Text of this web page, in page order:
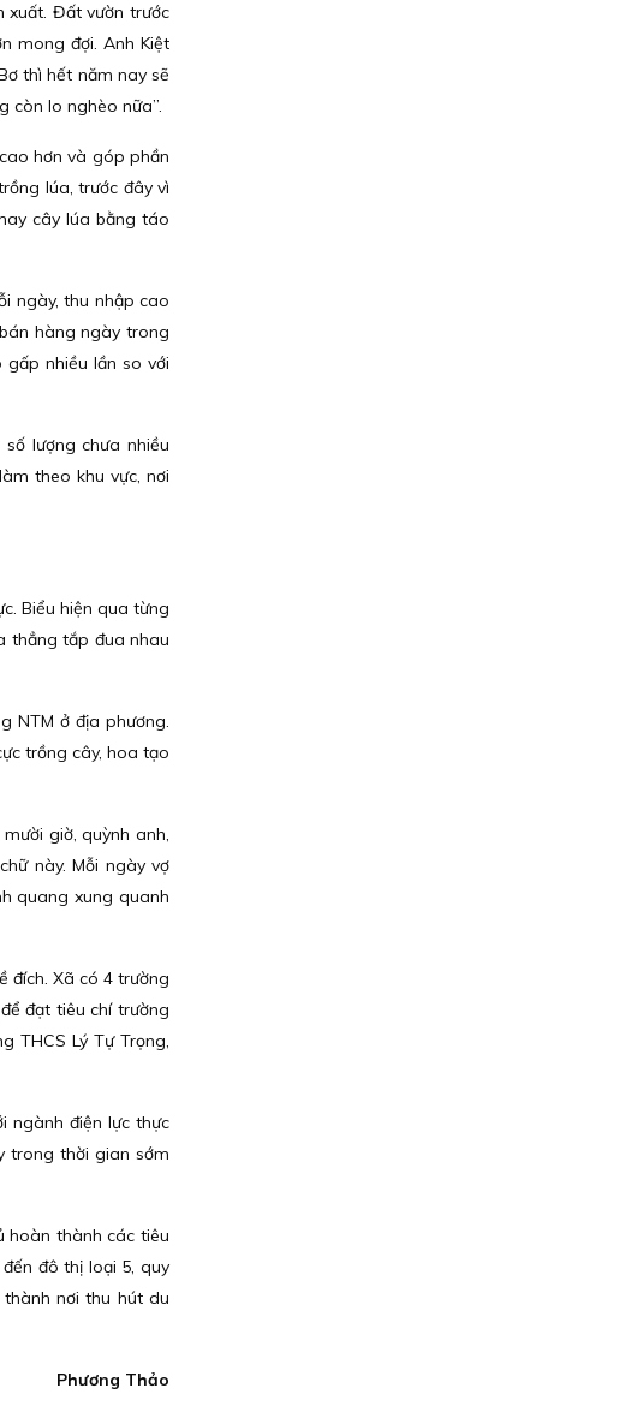
xuất. Đất vườn trước
mong đợi. Anh Kiệt
thì hết năm nay sẽ
còn lo nghèo nữa”.
hơn và góp phần
lúa, trước đây vì
cây lúa bằng táo
ngày, thu nhập cao
hàng ngày trong
gấp nhiều lần so với
lượng chưa nhiều
theo khu vực, nơi
Biểu hiện qua từng
thẳng tắp đua nhau
NTM ở địa phương.
trồng cây, hoa tạo
giờ, quỳnh anh,
này. Mỗi ngày vợ
quang xung quanh
đích. Xã có 4 trường
đạt tiêu chí trường
THCS Lý Tự Trọng,
ngành điện lực thực
trong thời gian sớm
hoàn thành các tiêu
đô thị loại 5, quy
nơi thu hút du
Phương Thảo